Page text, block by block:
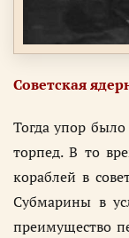
Советская
Тогда упор
торпед. В то
кораблей в
Субмарины в
преимущество